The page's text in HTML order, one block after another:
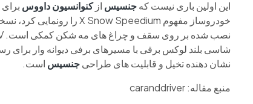
این اولین باری نیست کهجنسیس ازکنوانسیون داووس
شاسی بلند لوکس برقی با مسیرهای برفی دیوانه وار برای
نشان دهنده تخیل و قابلیت های طراحیجنسیس است.
منبع مقاله: caranddriver